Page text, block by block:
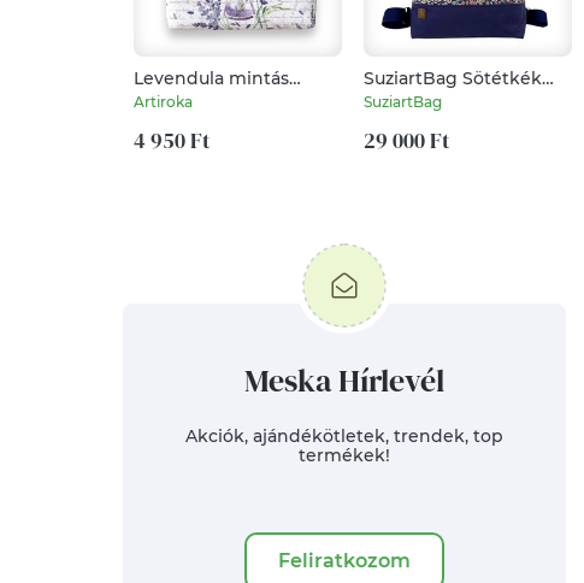
Levendula mintás
nagyméretű neszesszer
Artiroka
4 950 Ft
SuziartBag Sötétkék
apró virágos
nagyméretű hátizsák
SuziartBag
29 000 Ft
Meska Hírlevél
Akciók, ajándékötletek, trendek, top
termékek!
Feliratkozom